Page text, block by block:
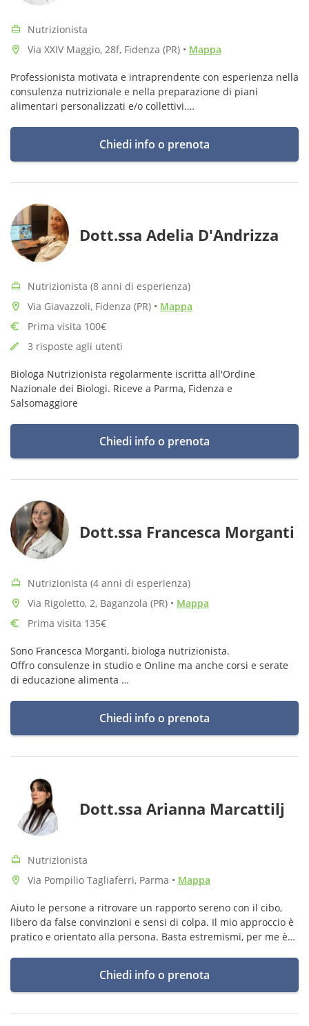
Nutrizionista
Via XXIV Maggio, 28f, Fidenza (PR) • Mappa
Professionista motivata e intraprendente con esperienza nella
consulenza nutrizionale e nella preparazione di piani
alimentari personalizzati e/o collettivi.
Chiedi info o prenota
Dott.ssa Adelia D'Andrizza
Nutrizionista (8 anni di esperienza)
Via Giavazzoli, Fidenza (PR) • Mappa
Prima visita 100€
3 risposte agli utenti
Biologa Nutrizionista regolarmente iscritta all'Ordine
Nazionale dei Biologi. Riceve a Parma, Fidenza e
Salsomaggiore
Chiedi info o prenota
Dott.ssa Francesca Morganti
Nutrizionista (4 anni di esperienza)
Via Rigoletto, 2, Baganzola (PR) • Mappa
Prima visita 135€
Sono Francesca Morganti, biologa nutrizionista.
Offro consulenze in studio e Online ma anche corsi e serate
di educazione alimenta
Chiedi info o prenota
Dott.ssa Arianna Marcattilj
Nutrizionista
Via Pompilio Tagliaferri, Parma • Mappa
Aiuto le persone a ritrovare un rapporto sereno con il cibo,
libero da false convinzioni e sensi di colpa. Il mio approccio è
pratico e orientato alla persona. Basta estremismi, per me è
Chiedi info o prenota